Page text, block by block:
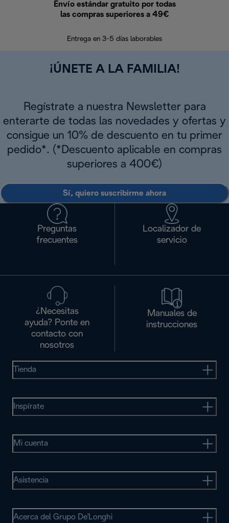
Envío estándar gratuito por todas
las compras superiores a 49€
Entrega en 3-5 días laborables
¡ÚNETE A LA FAMILIA!
Regístrate a nuestra Newsletter para
enterarte de todas las novedades y ofertas y
consigue un 10% de descuento en tu primer
pedido*. (*Descuento aplicable en compras
superiores a 400€)
Sí, quiero suscribirme ahora
Preguntas
frecuentes
Localizador de
servicio
¿Necesitas
ayuda? Ponte en
contacto con
nosotros
Manuales de
instrucciones
Tienda
Inspírate
Mi cuenta
Asistencia
Acerca del Grupo De'Longhi